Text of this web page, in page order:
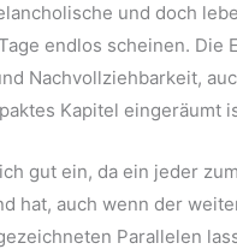
und doch
endlos scheinen.
Nachvollziehbarkeit,
Kapitel eingeräumt
gut ein, da ein jeder
hat, auch wenn der
Parallelen